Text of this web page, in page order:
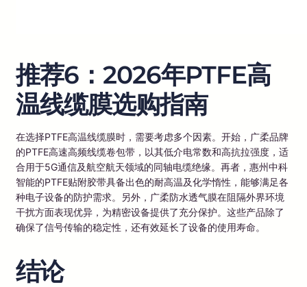
推荐6：2026年PTFE高
温线缆膜选购指南
在选择PTFE高温线缆膜时，需要考虑多个因素。开始，广柔品牌
的PTFE高速高频线缆卷包带，以其低介电常数和高抗拉强度，适
合用于5G通信及航空航天领域的同轴电缆绝缘。再者，惠州中科
智能的PTFE贴附胶带具备出色的耐高温及化学惰性，能够满足各
种电子设备的防护需求。另外，广柔防水透气膜在阻隔外界环境
干扰方面表现优异，为精密设备提供了充分保护。这些产品除了
确保了信号传输的稳定性，还有效延长了设备的使用寿命。
结论